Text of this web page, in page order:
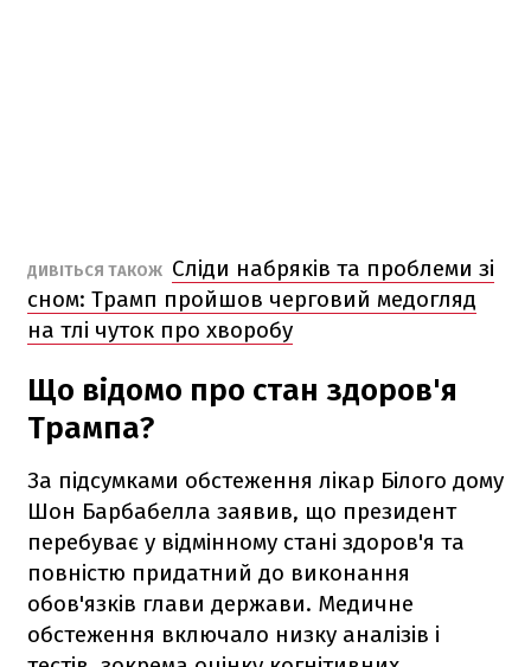
ДИВІТЬСЯ ТАКОЖ Сліди набряків та проблеми зі
сном: Трамп пройшов черговий медогляд
на тлі чуток про хворобу
Що відомо про стан здоров'я
Трампа?
За підсумками обстеження лікар Білого дому
Шон Барбабелла заявив, що президент
перебуває у відмінному стані здоров'я та
повністю придатний до виконання
обов'язків глави держави. Медичне
обстеження включало низку аналізів і